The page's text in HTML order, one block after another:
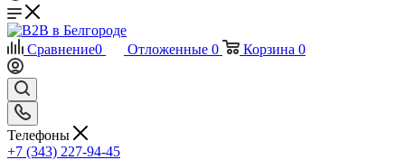
Сравнение0 Отложенные 0 Корзина 0
Телефоны
+7 (343) 227-94-45